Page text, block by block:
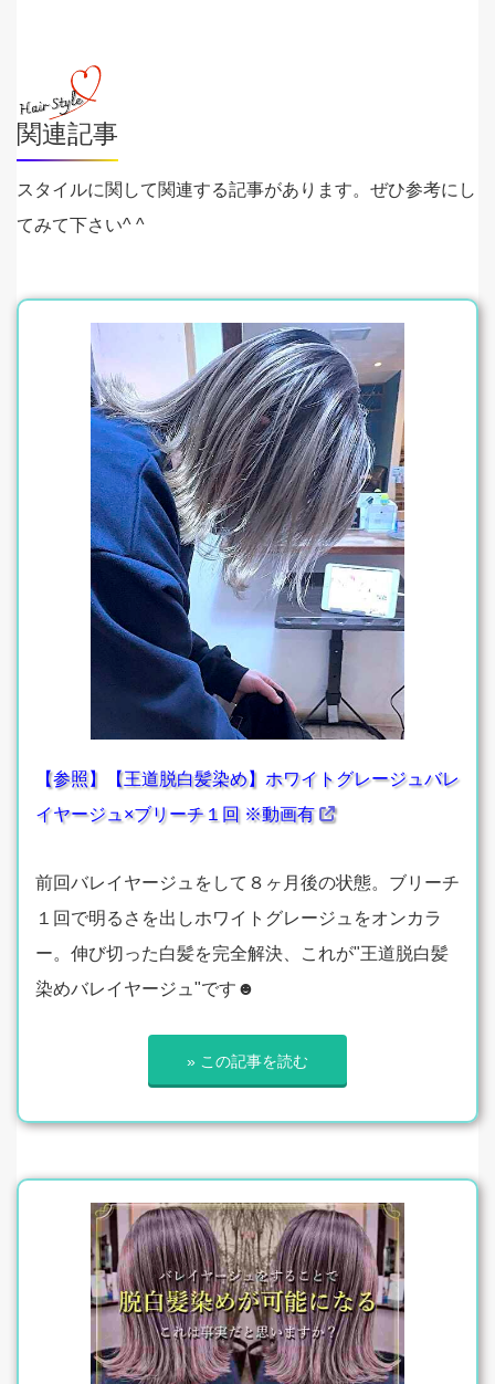
関連記事
スタイルに関して関連する記事があります。ぜひ参考にし
てみて下さい^ ^
【参照】【王道脱白髪染め】ホワイトグレージュバレ
イヤージュ×ブリーチ１回 ※動画有
前回バレイヤージュをして８ヶ月後の状態。ブリーチ
１回で明るさを出しホワイトグレージュをオンカラ
ー。伸び切った白髪を完全解決、これが"王道脱白髪
染めバレイヤージュ"です☻
» この記事を読む